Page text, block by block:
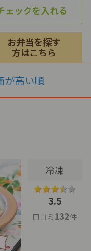
お弁当を探す
方はこちら
が高い順
冷凍
3.5
口コミ132件